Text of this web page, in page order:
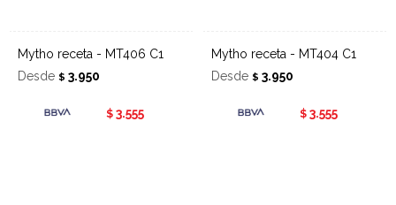
Mytho receta - MT406 C1
Desde $ 3.950
$ 3.555
Mytho receta - MT404 C1
Desde $ 3.950
$ 3.555